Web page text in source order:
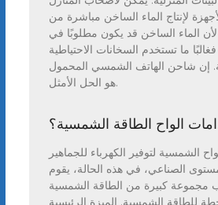
لإنتاج الماء الساخن مباشرة من
الماء الساخن قد يكون مطلوبًا في
ما تستخدم السخانات الاحتياطية
إن شاحن الهاتف الشمسي المحمول
هو الحل الأمثل.
الواح الطاقة الشمسية؟
الشمسية لتوفير الكهرباء للجماهير
الصناعي، في هذه الحالة، يقوم
مجموعة كبيرة من الطاقة الشمسية